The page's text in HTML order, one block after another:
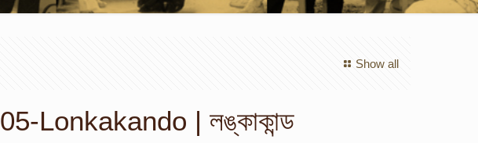
Show all
05-Lonkakando | লঙ্কাকান্ড